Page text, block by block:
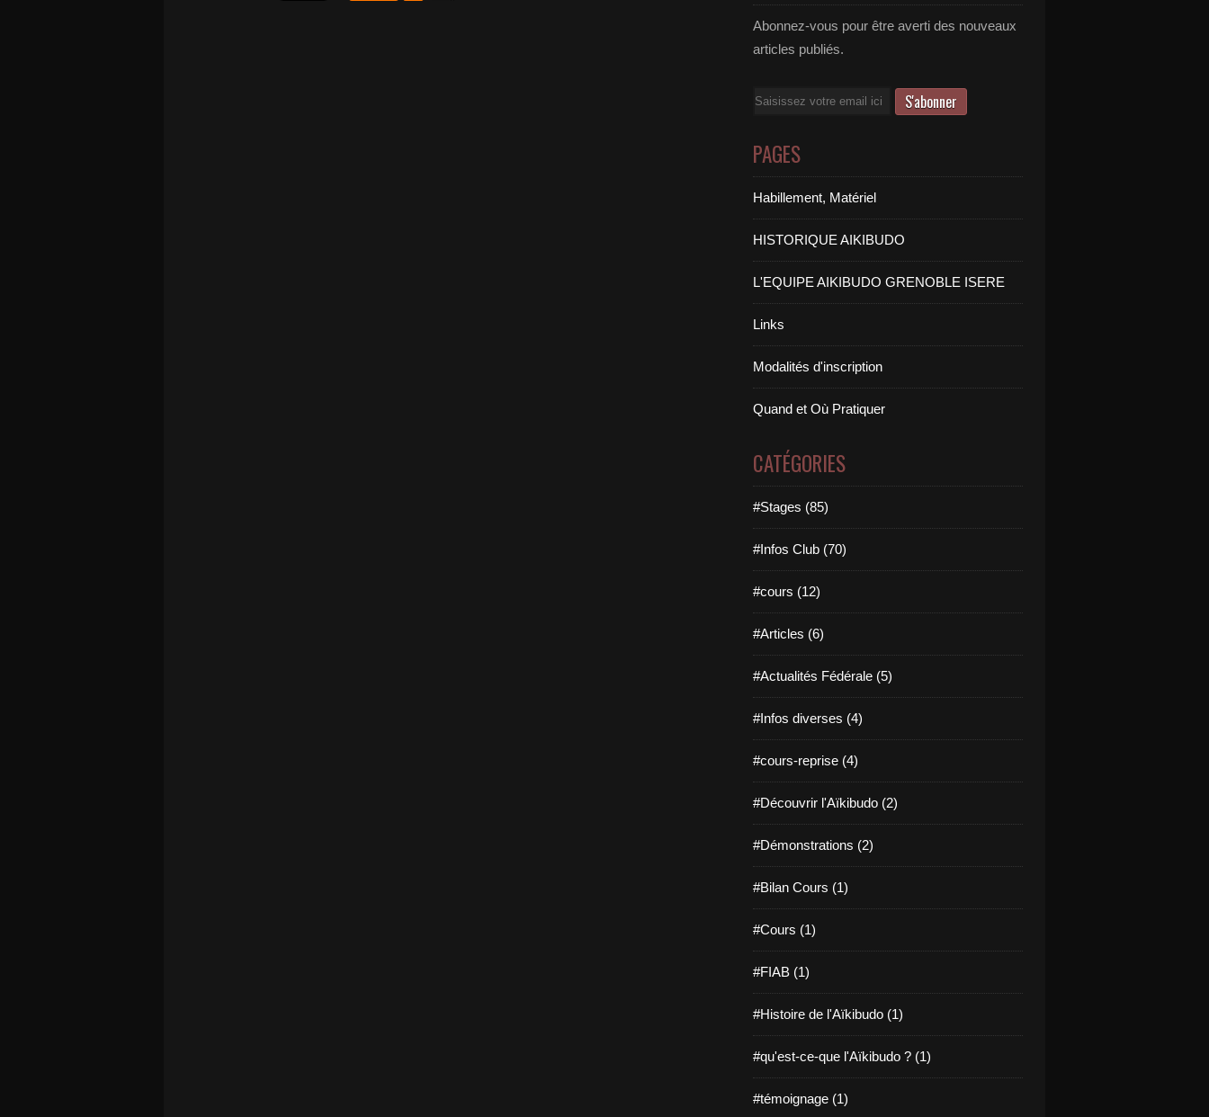
Abonnez-vous pour être averti des nouveaux
articles publiés.
Email
PAGES
Habillement, Matériel
HISTORIQUE AIKIBUDO
L'EQUIPE AIKIBUDO GRENOBLE ISERE
Links
Modalités d'inscription
Quand et Où Pratiquer
CATÉGORIES
#Stages (85)
#Infos Club (70)
#cours (12)
#Articles (6)
#Actualités Fédérale (5)
#Infos diverses (4)
#cours-reprise (4)
#Découvrir l'Aïkibudo (2)
#Démonstrations (2)
#Bilan Cours (1)
#Cours (1)
#FIAB (1)
#Histoire de l'Aïkibudo (1)
#qu'est-ce-que l'Aïkibudo ? (1)
#témoignage (1)